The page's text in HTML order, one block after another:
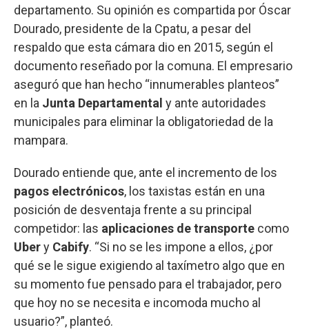
departamento. Su opinión es compartida por Óscar
Dourado, presidente de la Cpatu, a pesar del
respaldo que esta cámara dio en 2015, según el
documento reseñado por la comuna. El empresario
aseguró que han hecho “innumerables planteos”
en la Junta Departamental y ante autoridades
municipales para eliminar la obligatoriedad de la
mampara.
Dourado entiende que, ante el incremento de los
pagos electrónicos, los taxistas están en una
posición de desventaja frente a su principal
competidor: las aplicaciones de transporte como
Ubery Cabify. “Si no se les impone a ellos, ¿por
qué se le sigue exigiendo al taxímetro algo que en
su momento fue pensado para el trabajador, pero
que hoy no se necesita e incomoda mucho al
usuario?”, planteó.